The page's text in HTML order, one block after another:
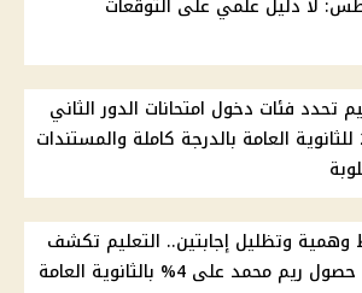
تحدد فئات دخول امتحانات الدور الثاني
2026 للثانوية العامة بالدرجة كاملة والمستندات
وهمية وتظليل إجابتين.. التعليم تكشف
ريم محمد على 4% بالثانوية العامة